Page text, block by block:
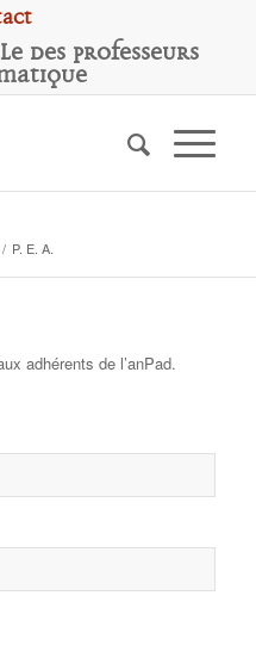
des Professeurs
/ P. E. A.
adhérents de l’anPad.